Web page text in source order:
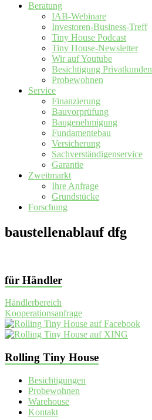
Beratung
IAB-Webinare
Investoren-Business-Treff
Tiny House Podcast
Tiny House-Newsletter
Wir auf Youtube
Besichtigung Privatkunden
Probewohnen
Service
Finanzierung
Bauvorprüfung
Baugenehmigung
Fundamentebau
Versicherung
Sachverständigenservice
Garantie
Zweitmarkt
Ihre Anfrage
Grundstücke
Forschung
baustellenablauf dfg
für Händler
Händlerbereich
Kooperationsanfrage
Rolling Tiny House
Besichtigungen
Probewohnen
Warehouse
Kontakt